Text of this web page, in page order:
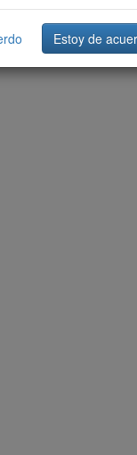
Ordenar per:Més
Estoy de